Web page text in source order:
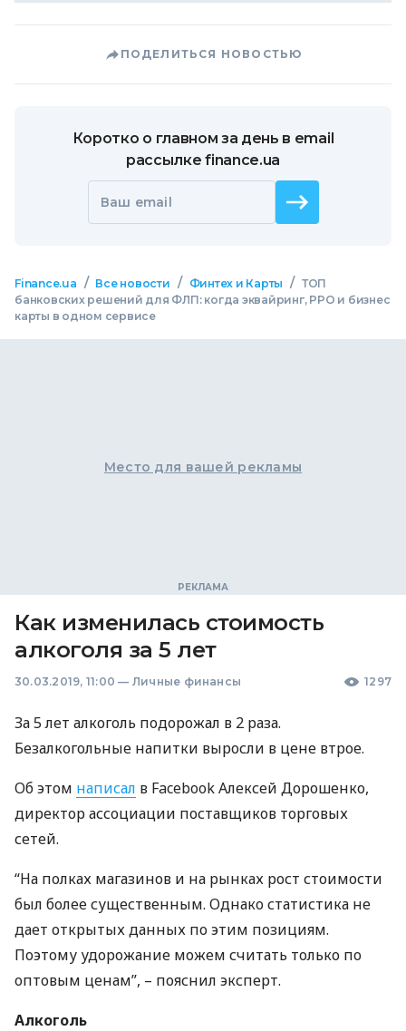
ПОДЕЛИТЬСЯ НОВОСТЬЮ
Коротко о главном за день в email
рассылке finance.ua
Ваш email
Finance.ua / Все новости / Финтех и Карты / ТОП
банковских решений для ФЛП: когда эквайринг, РРО и бизнес
карты в одном сервисе
Место для вашей рекламы
Как изменилась стоимость
алкоголя за 5 лет
30.03.2019, 11:00 — Личные финансы 1297
За 5 лет алкоголь подорожал в 2 раза.
Безалкогольные напитки выросли в цене втрое.
Об этом написал в Facebook Алексей Дорошенко,
директор ассоциации поставщиков торговых
сетей.
“На полках магазинов и на рынках рост стоимости
был более существенным. Однако статистика не
дает открытых данных по этим позициям.
Поэтому удорожание можем считать только по
оптовым ценам”, – пояснил эксперт.
Алкоголь